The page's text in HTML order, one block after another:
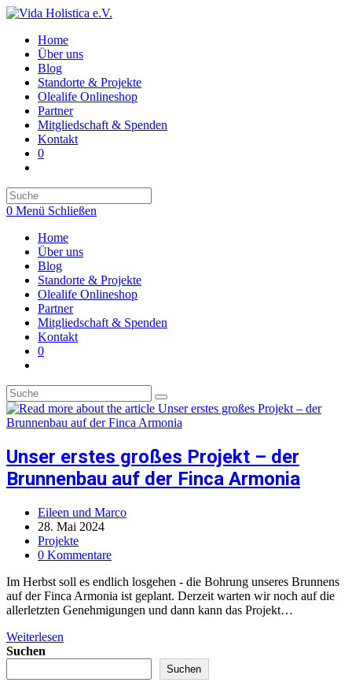
Zum
springenHome
Über uns
Blog
Standorte & Projekte
Olealife Onlineshop
Partner
Mitgliedschaft & Spenden
Kontakt
0
search
0 Menü Schließen
Home
Über uns
Blog
Standorte & Projekte
Olealife Onlineshop
Partner
Mitgliedschaft & Spenden
Kontakt
0
search
Unser erstes großes Projekt – der
Brunnenbau auf der Finca Armonia
Beitrags-
Autor:
Eileen und Marco
Beitrag
veröffentlicht:
28. Mai 2024
Beitrags-
Kategorie:
Projekte
Beitrags-
0 Kommentare
Im Herbst soll es endlich losgehen - die Bohrung unseres Brunnens
auf der Finca Armonia ist geplant. Derzeit warten wir noch auf die
allerletzten Genehmigungen und dann kann das Projekt…
Weiterlesen
Projekt
Suchen
Suchen